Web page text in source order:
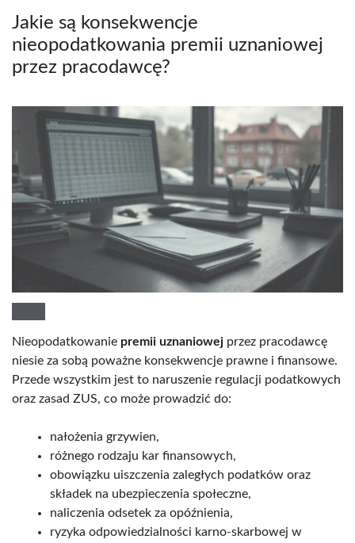
Jakie są konsekwencje
nieopodatkowania premii uznaniowej
przez pracodawcę?
Nieopodatkowanie premii uznaniowej przez pracodawcę
niesie za sobą poważne konsekwencje prawne i finansowe.
Przede wszystkim jest to naruszenie regulacji podatkowych
oraz zasad ZUS, co może prowadzić do:
nałożenia grzywien,
różnego rodzaju kar finansowych,
obowiązku uiszczenia zaległych podatków oraz
składek na ubezpieczenia społeczne,
naliczenia odsetek za opóźnienia,
ryzyka odpowiedzialności karno-skarbowej w